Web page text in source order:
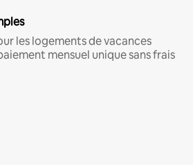
les logements de vacances
mensuel unique sans frais